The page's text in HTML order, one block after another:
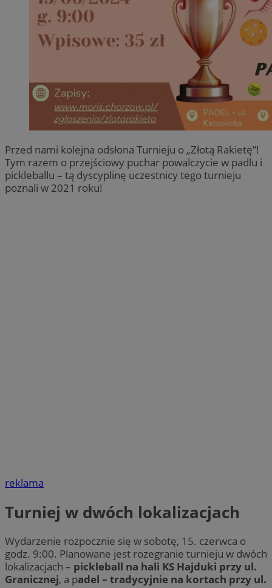
Przed nami kolejna odsłona Turnieju o „Złotą Rakietę”!
Tym razem o przejściowy puchar powalczycie w padlu i
pickleballu – tą dyscyplinę uczestnicy tego turnieju
poznali w 2021 roku!
reklama
Turniej w dwóch lokalizacjach
Wydarzenie rozpocznie się w sobotę, 15. czerwca o
godz. 9:00. Planowane jest rozegranie turnieju w dwóch
lokalizacjach – pickleball na hali KS Hajduki przy ul.
Granicznej, a padel – tradycyjnie na kortach przy ul.